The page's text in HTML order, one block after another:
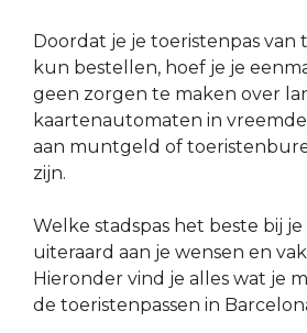
Doordat je je toeristenpas van
kun bestellen, hoef je je
geen zorgen te maken over
kaartenautomaten in
aan muntgeld of
zijn.
Welke stadspas het beste bij
uiteraard aan je wensen en
Hieronder vind je alles wat je
de toeristenpassen in